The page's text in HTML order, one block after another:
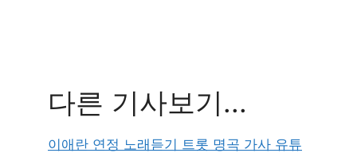
다른 기사보기...
이애란 연정 노래듣기 트롯 명곡 가사 유튜